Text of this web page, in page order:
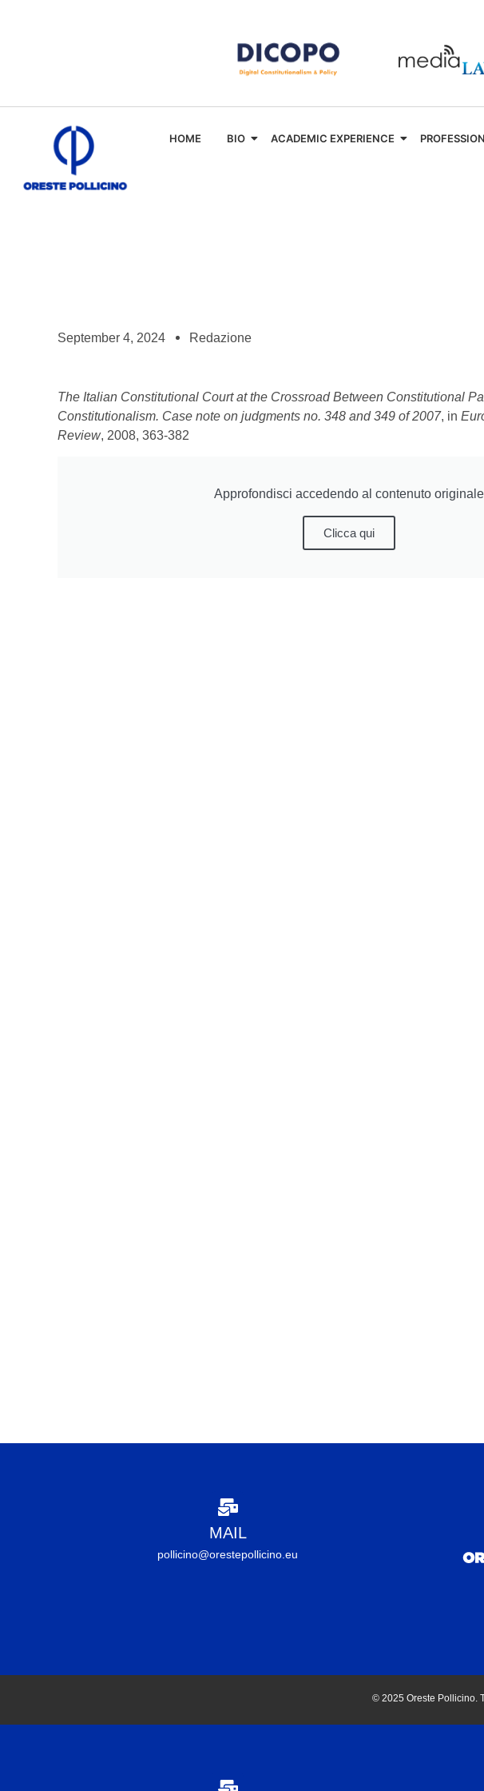
HOME BIO ACADEMIC EXPERIENCE
September 4, 2024 Redazione
The Italian Constitutional Court at the Crossroad Between Constitutional
Constitutionalism. Case note on judgments no. 348 and 349 of 2007, in
Review, 2008, 363-382
Approfondisci accedendo al contenuto originale
Clicca qui
MAIL
pollicino@orestepollicino.eu
© 2025 Oreste Pollicino.